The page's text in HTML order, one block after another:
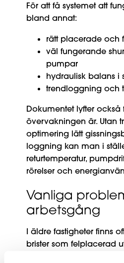
För att få systemet att
bland annat:
rätt placerade och
väl fungerande
pumpar
hydraulisk balans i
trendloggning och
Dokumentet lyfter också
övervakningen är. Utan
optimering lätt
loggning kan man i
returtemperatur,
rörelser och
Vanliga
arbetsgång
I äldre fastigheter finns
brister som felplacerad